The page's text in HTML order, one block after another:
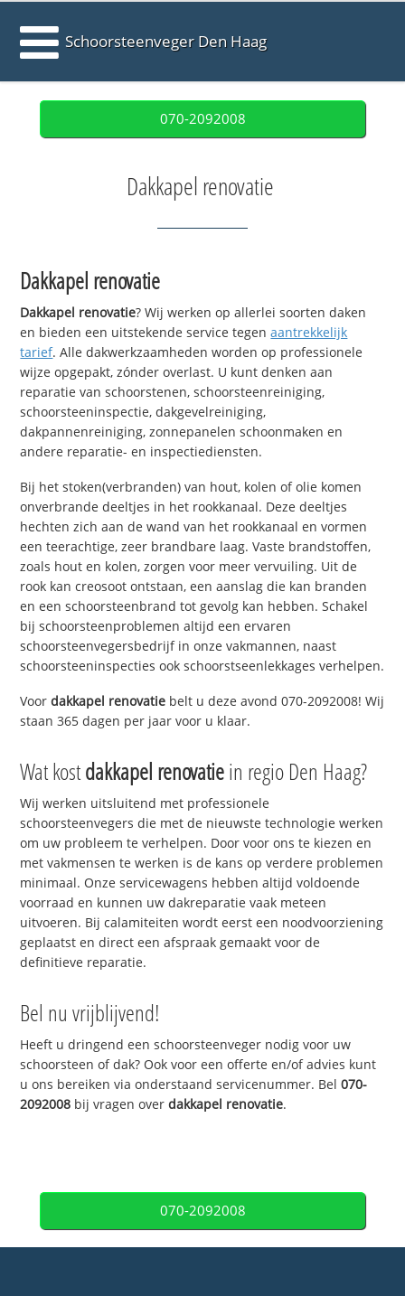
Schoorsteenveger Den Haag
070-2092008
Dakkapel renovatie
Dakkapel renovatie
Dakkapel renovatie? Wij werken op allerlei soorten daken
en bieden een uitstekende service tegenaantrekkelijk
tarief. Alle dakwerkzaamheden worden op professionele
wijze opgepakt, zónder overlast. U kunt denken aan
reparatie van schoorstenen, schoorsteenreiniging,
schoorsteeninspectie, dakgevelreiniging,
dakpannenreiniging, zonnepanelen schoonmaken en
andere reparatie- en inspectiediensten.
Bij het stoken(verbranden) van hout, kolen of olie komen
onverbrande deeltjes in het rookkanaal. Deze deeltjes
hechten zich aan de wand van het rookkanaal en vormen
een teerachtige, zeer brandbare laag. Vaste brandstoffen,
zoals hout en kolen, zorgen voor meer vervuiling. Uit de
rook kan creosoot ontstaan, een aanslag die kan branden
en een schoorsteenbrand tot gevolg kan hebben. Schakel
bij schoorsteenproblemen altijd een ervaren
schoorsteenvegersbedrijf in onze vakmannen, naast
schoorsteeninspecties ook schoorstseenlekkages verhelpen.
Voordakkapel renovatie belt u deze avond 070-2092008! Wij
staan 365 dagen per jaar voor u klaar.
Wat kostdakkapel renovatiein regio Den Haag?
Wij werken uitsluitend met professionele
schoorsteenvegers die met de nieuwste technologie werken
om uw probleem te verhelpen. Door voor ons te kiezen en
met vakmensen te werken is de kans op verdere problemen
minimaal. Onze servicewagens hebben altijd voldoende
voorraad en kunnen uw dakreparatie vaak meteen
uitvoeren. Bij calamiteiten wordt eerst een noodvoorziening
geplaatst en direct een afspraak gemaakt voor de
definitieve reparatie.
Bel nu vrijblijvend!
Heeft u dringend een schoorsteenveger nodig voor uw
schoorsteen of dak? Ook voor een offerte en/of advies kunt
u ons bereiken via onderstaand servicenummer. Bel070-
2092008 bij vragen overdakkapel renovatie.
070-2092008